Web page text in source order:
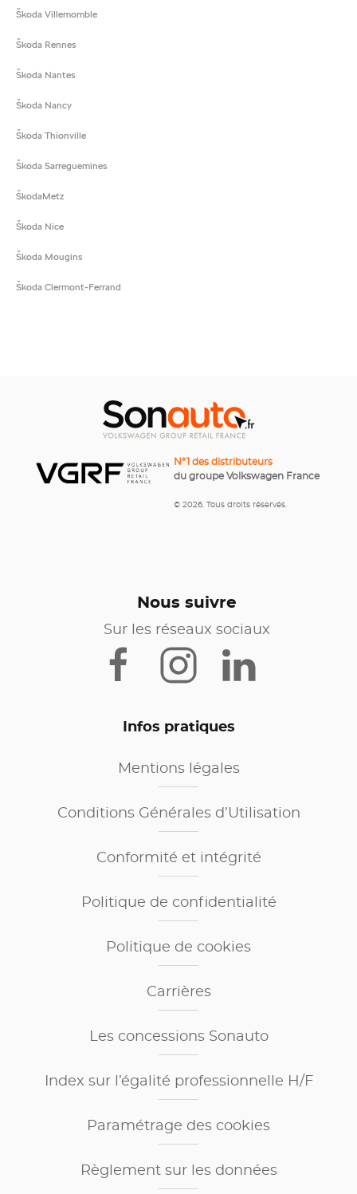
Škoda Villemomble
Škoda Rennes
Škoda Nantes
Škoda Nancy
Škoda Thionville
Škoda Sarreguemines
ŠkodaMetz
Škoda Nice
Škoda Mougins
Škoda Clermont-Ferrand
N°1 des distributeurs
du groupe Volkswagen France
© 2026. Tous droits réservés.
Nous suivre
Sur les réseaux sociaux
Infos pratiques
Mentions légales
Conditions Générales d’Utilisation
Conformité et intégrité
Politique de confidentialité
Politique de cookies
Carrières
Les concessions Sonauto
Index sur l’égalité professionnelle H/F
Paramétrage des cookies
Règlement sur les données